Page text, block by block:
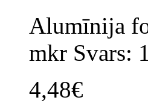
Alumīnija
mkr Svars:
4,48€